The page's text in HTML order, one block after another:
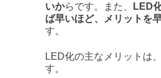
いからです。また、
LED
ば早いほど、メリットを
す。
LED化の主なメリットは
す。